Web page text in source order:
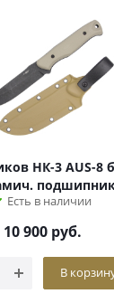
НК-3 AUS-8
Есть в наличии
10 900руб.
В